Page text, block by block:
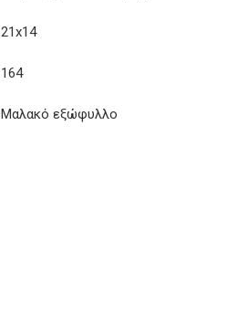
21x14
164
Μαλακό εξώφυλλο